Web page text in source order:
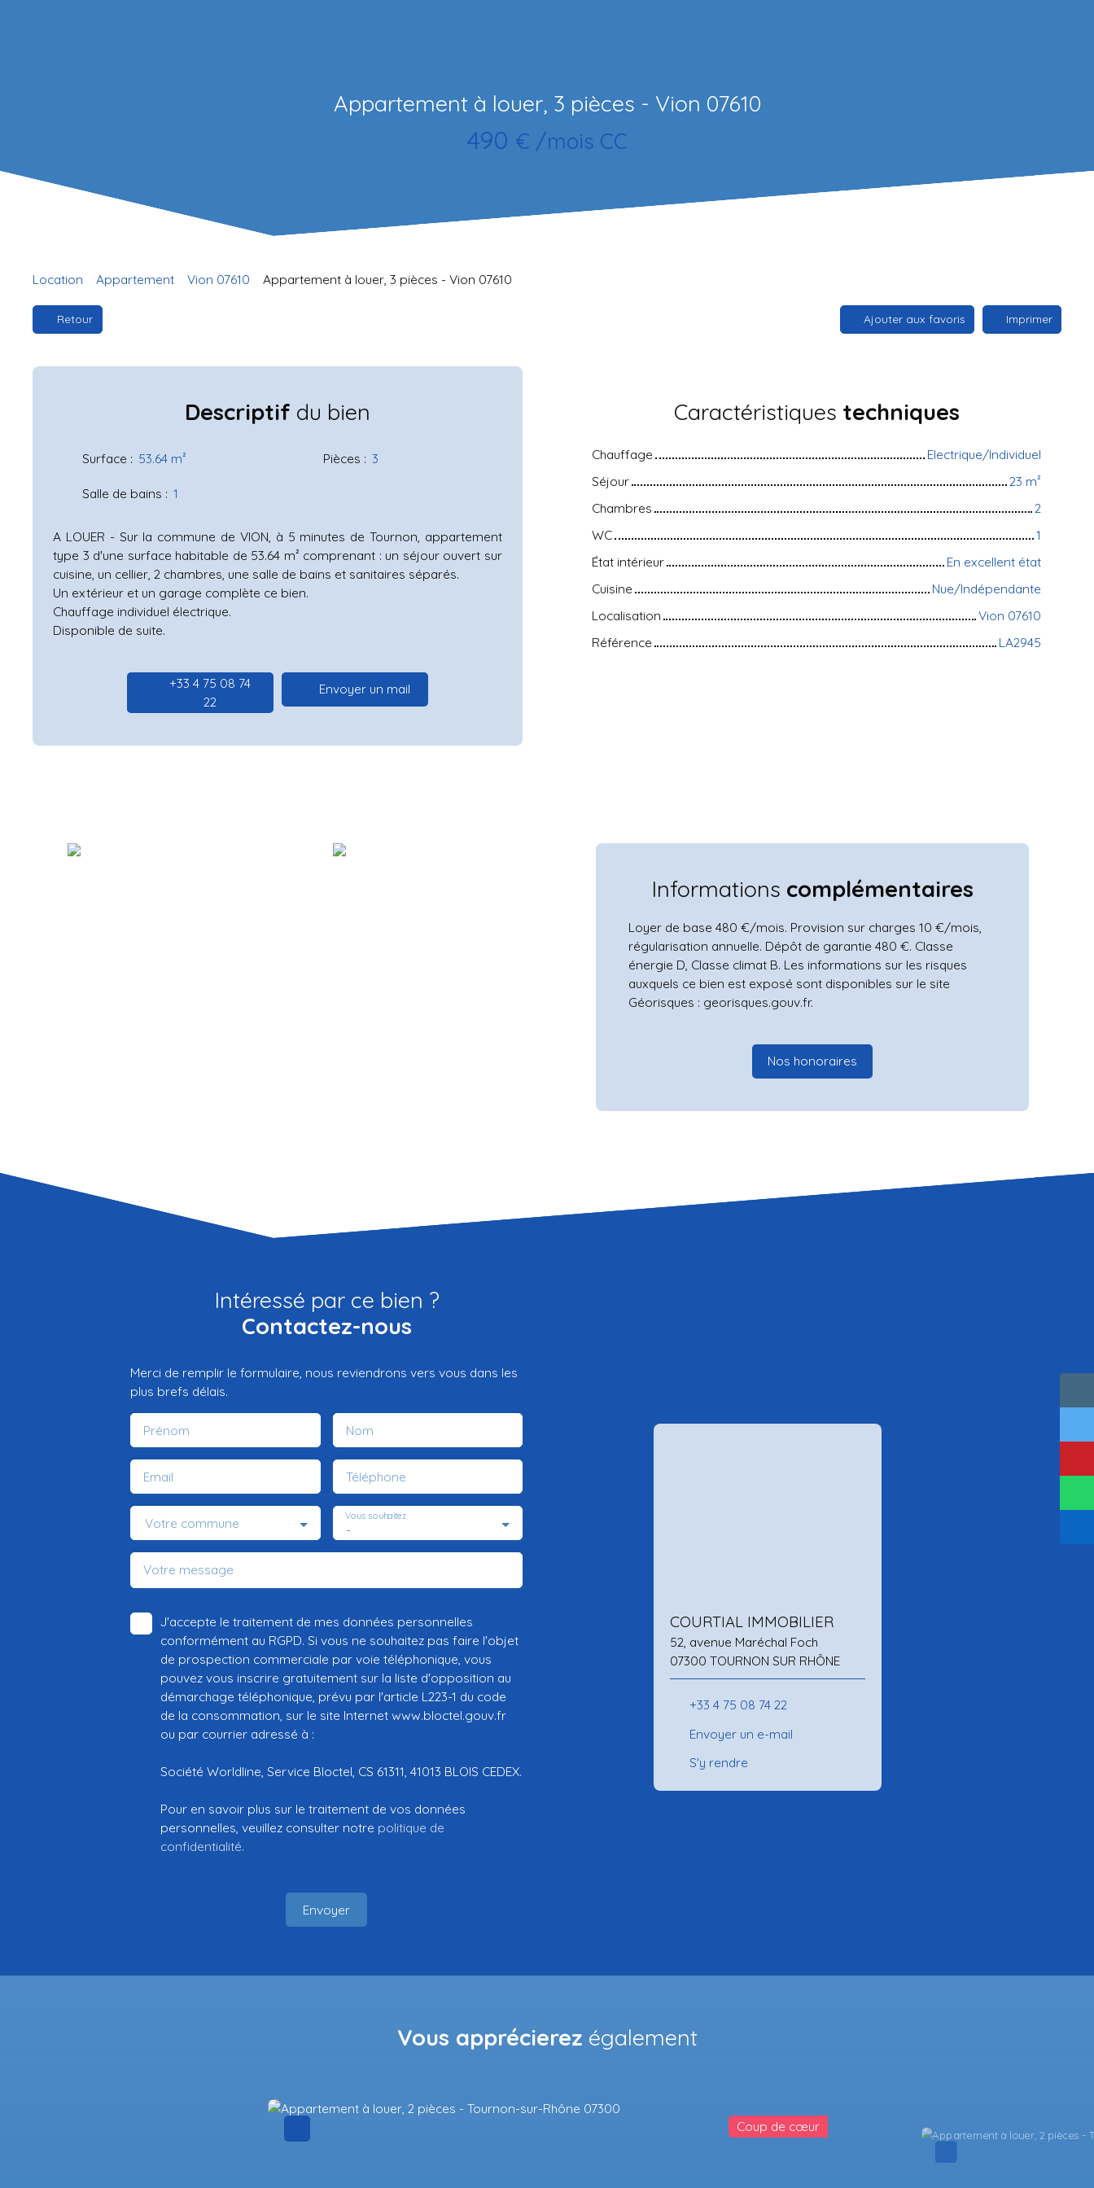
Appartement à louer, 3 pièces - Vion 07610
490 € /mois CC
Location Appartement Vion 07610 Appartement à louer, 3 pièces - Vion 07610
Retour Ajouter aux favoris Imprimer
Descriptif du bien
Surface : 53.64 m² Pièces : 3
Salle de bains : 1
A LOUER - Sur la commune de VION, à 5 minutes de Tournon, appartement
type 3 d'une surface habitable de 53.64 m² comprenant : un séjour ouvert sur
cuisine, un cellier, 2 chambres, une salle de bains et sanitaires séparés.
Un extérieur et un garage complète ce bien.
Chauffage individuel électrique.
Disponible de suite.
+33 4 75 08 74
22
Envoyer un mail
Caractéristiques techniques
Chauffage
Electrique/Individuel
Séjour
23 m²
Chambres
2
WC
1
État intérieur
En excellent état
Cuisine
Nue/Indépendante
Localisation
Vion 07610
Référence
LA2945
Informations complémentaires
Loyer de base 480 €/mois. Provision sur charges 10 €/mois,
régularisation annuelle. Dépôt de garantie 480 €. Classe
énergie D, Classe climat B. Les informations sur les risques
auxquels ce bien est exposé sont disponibles sur le site
Géorisques : georisques.gouv.fr.
Nos honoraires
Intéressé par ce bien ?
Contactez-nous
Merci de remplir le formulaire, nous reviendrons vers vous dans les
plus brefs délais.
Prénom Nom
Email Téléphone
Votre commune -
Vous souhaitez
Votre message
J'accepte le traitement de mes données personnelles
conformément au RGPD. Si vous ne souhaitez pas faire l'objet
de prospection commerciale par voie téléphonique, vous
pouvez vous inscrire gratuitement sur la liste d'opposition au
démarchage téléphonique, prévu par l'article L223-1 du code
de la consommation, sur le site Internet www.bloctel.gouv.fr
ou par courrier adressé à :
Société Worldline, Service Bloctel, CS 61311, 41013 BLOIS CEDEX.
Pour en savoir plus sur le traitement de vos données
personnelles, veuillez consulter notre politique de
confidentialité.
Envoyer
COURTIAL IMMOBILIER
52, avenue Maréchal Foch
07300 TOURNON SUR RHÔNE
+33 4 75 08 74 22
Envoyer un e-mail
S'y rendre
Vous apprécierez également